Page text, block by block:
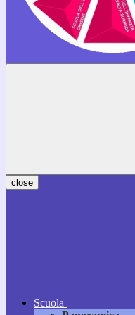
close
Scuola